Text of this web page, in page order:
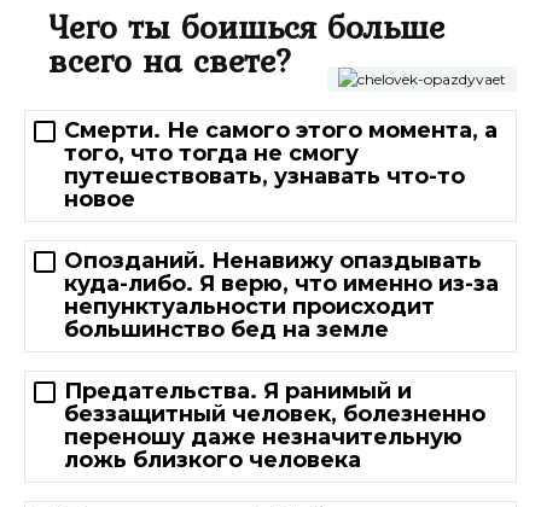
Чего ты боишься больше
всего на свете?
Смерти. Не самого этого момента, а
того, что тогда не смогу
путешествовать, узнавать что-то
новое
Опозданий. Ненавижу опаздывать
куда-либо. Я верю, что именно из-за
непунктуальности происходит
большинство бед на земле
Предательства. Я ранимый и
беззащитный человек, болезненно
переношу даже незначительную
ложь близкого человека